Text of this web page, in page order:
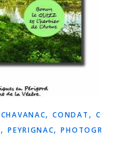
CHAVANAC,CONDAT ,
,PEYRIGNAC,